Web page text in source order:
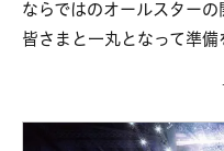
ならではのオールスター
皆さまと一丸となって準備